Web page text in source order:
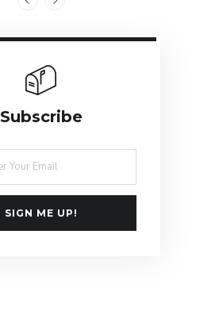
Subscribe
SIGN ME UP!